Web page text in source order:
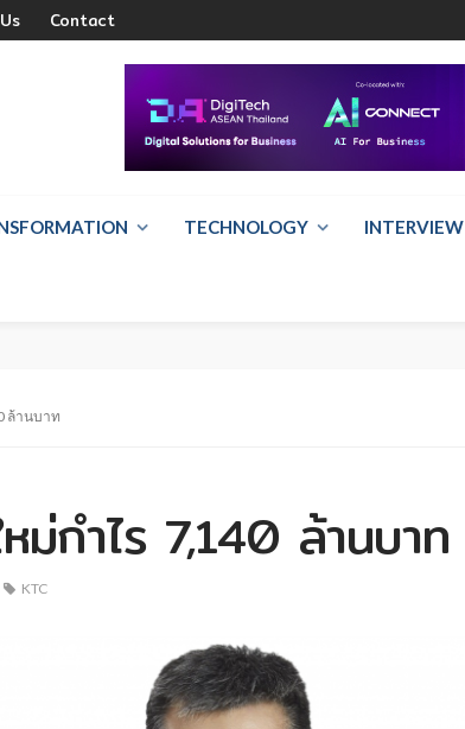
Contact
TECHNOLOGY INTERVIEW
ล้านบาท
ม่กำไร 7,140 ล้านบาท
KTC